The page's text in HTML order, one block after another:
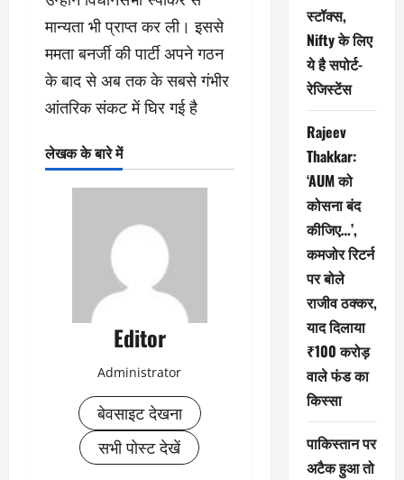
मान्यता भी प्राप्त कर ली। इससे
ममता बनर्जी की पार्टी अपने गठन
के बाद से अब तक के सबसे गंभीर
आंतरिक संकट में घिर गई है
लेखक के बारे में
Editor
Administrator
बेवसाइट देखना
सभी पोस्ट देखें
स्टॉक्स,
Nifty के लिए
ये है सपोर्ट-
रेजिस्टेंस
Rajeev
Thakkar:
‘AUM को
कोसना बंद
कीजिए…’,
कमजोर रिटर्न
पर बोले
राजीव ठक्कर,
याद दिलाया
₹100 करोड़
वाले फंड का
किस्सा
पाकिस्तान पर
अटैक हुआ तो